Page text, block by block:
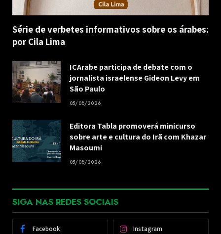
Série de verbetes informativos sobre os árabes:
por Cila Lima
ICArabe participa de debate com o
jornalista israelense Gideon Levy em
São Paulo
05/08/2026
Editora Tabla promoverá minicurso
sobre arte e cultura do Irã com Khazar
Masoumi
05/08/2026
SIGA NAS REDES SOCIAIS
Facebook Instagram